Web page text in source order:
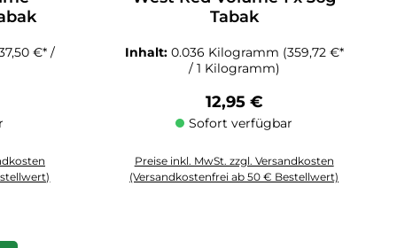
€* /
Tabak
Inhalt: 0.036 Kilogramm (359,72 €*
/ 1 Kilogramm)
Regulärer Preis:
12,95 €
Sofort verfügbar
Preise inkl. MwSt. zzgl. Versandkosten
(Versandkostenfrei ab 50 € Bestellwert)